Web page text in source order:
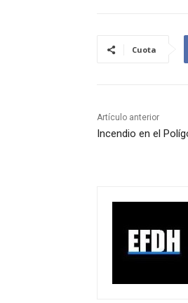
Cuota
Artículo anterior
Incendio en el